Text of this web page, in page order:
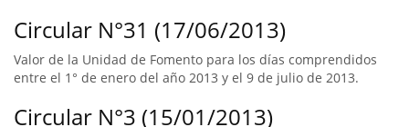
Circular N°31 (17/06/2013)
Valor de la Unidad de Fomento para los días comprendidos
entre el 1° de enero del año 2013 y el 9 de julio de 2013.
Circular N°3 (15/01/2013)